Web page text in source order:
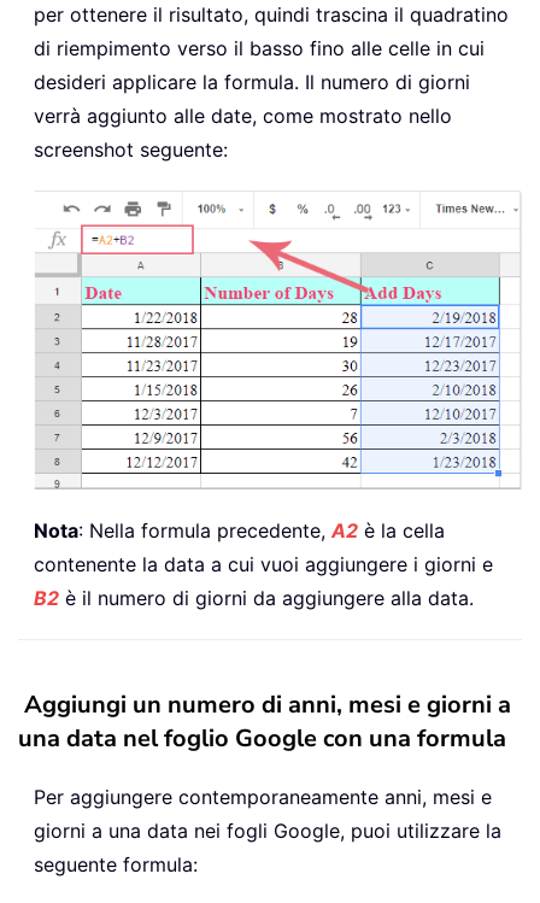
per ottenere il risultato, quindi trascina il quadratino
di riempimento verso il basso fino alle celle in cui
desideri applicare la formula. Il numero di giorni
verrà aggiunto alle date, come mostrato nello
screenshot seguente:
Nota: Nella formula precedente, A2 è la cella
contenente la data a cui vuoi aggiungere i giorni e
B2 è il numero di giorni da aggiungere alla data.
Aggiungi un numero di anni, mesi e giorni a
una data nel foglio Google con una formula
Per aggiungere contemporaneamente anni, mesi e
giorni a una data nei fogli Google, puoi utilizzare la
seguente formula: